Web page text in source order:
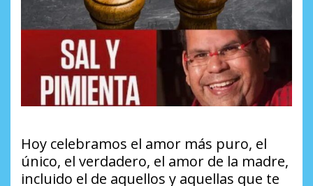
Hoy celebramos el amor más puro, el
único, el verdadero, el amor de la madre,
incluido el de aquellos y aquellas que te